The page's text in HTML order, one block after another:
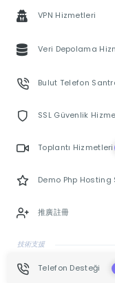
VPN Hizmetleri
Veri Depolama
Bulut Telefon
SSL Güvenlik
Toplantı Hizmetleri
Demo Php Hosting
推廣註冊
技術支援
Telefon Desteği